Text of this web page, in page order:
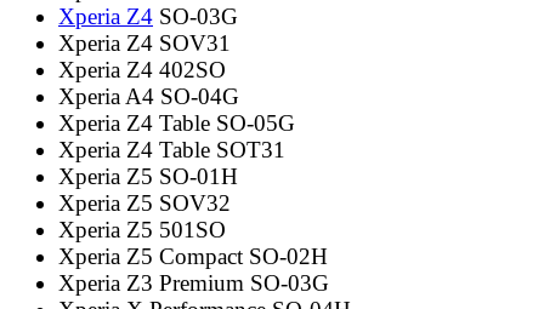
Xperia Z4 SO-03G
Xperia Z4 SOV31
Xperia Z4 402SO
Xperia A4 SO-04G
Xperia Z4 Table SO-05G
Xperia Z4 Table SOT31
Xperia Z5 SO-01H
Xperia Z5 SOV32
Xperia Z5 501SO
Xperia Z5 Compact SO-02H
Xperia Z3 Premium SO-03G